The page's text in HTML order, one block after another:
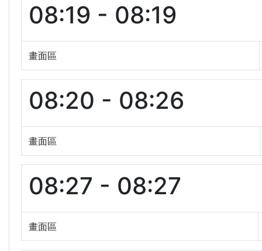
08:19 - 08:19
畫面區
08:20 - 08:26
畫面區
08:27 - 08:27
畫面區